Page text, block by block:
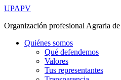
Ir
contenido
UPAPV
Organización profesional Agraria
Quiénes somos
Qué defendemos
Valores
Tus representantes